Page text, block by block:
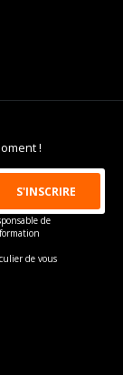
!
de
de vous